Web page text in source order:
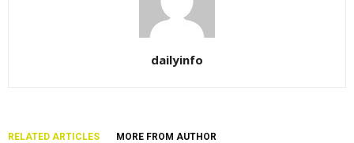
dailyinfo
RELATED ARTICLES MORE FROM AUTHOR